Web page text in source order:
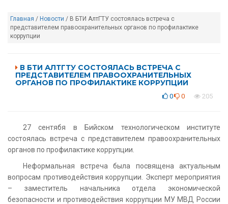
Главная / Новости / В БТИ АлтГТУ состоялась встреча с
представителем правоохранительных органов по профилактике
коррупции
В БТИ АЛТГТУ СОСТОЯЛАСЬ ВСТРЕЧА С
ПРЕДСТАВИТЕЛЕМ ПРАВООХРАНИТЕЛЬНЫХ
ОРГАНОВ ПО ПРОФИЛАКТИКЕ КОРРУПЦИИ
0 0 205
27 сентябя в Бийском технологическом институте
состоялась встреча с представителем правоохранительных
органов по профилактике коррупции.
Неформальная встреча была посвящена актуальным
вопросам противодействия коррупции. Эксперт мероприятия
– заместитель начальника отдела экономической
безопасности и противодействия коррупции МУ МВД России